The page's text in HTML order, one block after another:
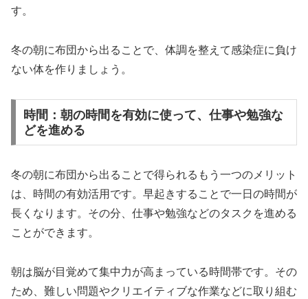
す。
冬の朝に布団から出ることで、体調を整えて感染症に負け
ない体を作りましょう。
時間：朝の時間を有効に使って、仕事や勉強な
どを進める
冬の朝に布団から出ることで得られるもう一つのメリット
は、時間の有効活用です。早起きすることで一日の時間が
長くなります。その分、仕事や勉強などのタスクを進める
ことができます。
朝は脳が目覚めて集中力が高まっている時間帯です。その
ため、難しい問題やクリエイティブな作業などに取り組む